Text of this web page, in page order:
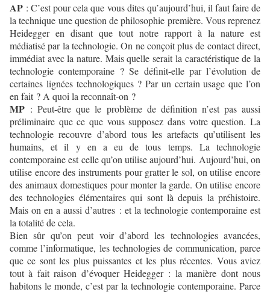
AP : C’est pour cela que vous dites qu’aujourd’hui, il faut faire de
la technique une question de philosophie première. Vous reprenez
Heidegger en disant que tout notre rapport à la nature est
médiatisé par la technologie. On ne conçoit plus de contact direct,
immédiat avec la nature. Mais quelle serait la caractéristique de la
technologie contemporaine ? Se définit-elle par l’évolution de
certaines lignées technologiques ? Par un certain usage que l’on
en fait ? A quoi la reconnaît-on ?
MP : Peut-être que le problème de définition n’est pas aussi
préliminaire que ce que vous supposez dans votre question. La
technologie recouvre d’abord tous les artefacts qu’utilisent les
humains, et il y en a eu de tous temps. La technologie
contemporaine est celle qu’on utilise aujourd’hui. Aujourd’hui, on
utilise encore des instruments pour gratter le sol, on utilise encore
des animaux domestiques pour monter la garde. On utilise encore
des technologies élémentaires qui sont là depuis la préhistoire.
Mais on en a aussi d’autres : et la technologie contemporaine est
la totalité de cela.
Bien sûr qu’on peut voir d’abord les technologies avancées,
comme l’informatique, les technologies de communication, parce
que ce sont les plus puissantes et les plus récentes. Vous aviez
tout à fait raison d’évoquer Heidegger : la manière dont nous
habitons le monde, c’est par la technologie contemporaine. Parce